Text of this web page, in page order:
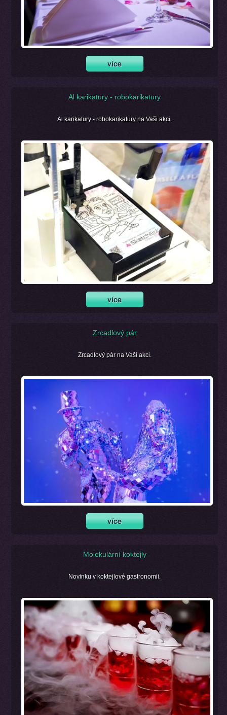
Al karikatury - robokarikatury
Al karikatury - robokarikatury na Vaši akci.
Zrcadlový pár
Zrcadlový pár na Vaši akci.
Molekulární koktejly
Novinku v koktejlové gastronomii.